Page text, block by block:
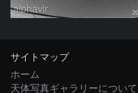
alphavir
サイトマップ
ホーム
天体写真ギャラリーについて